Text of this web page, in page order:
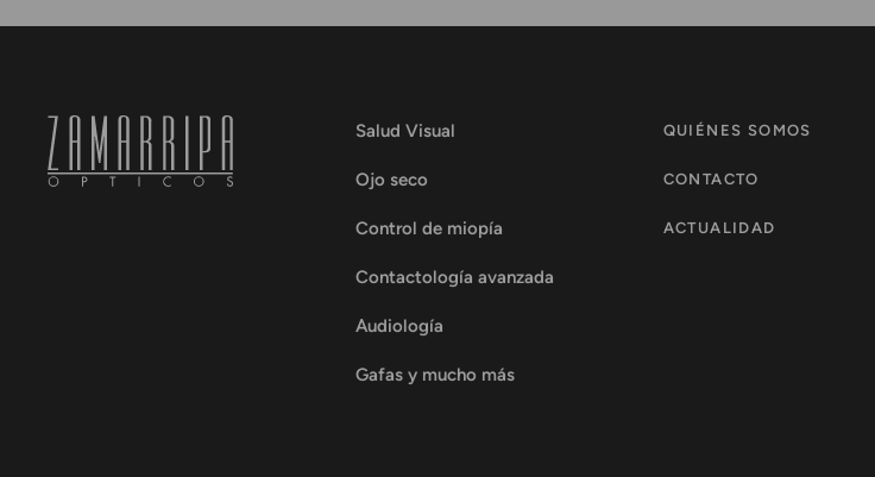
Salud Visual
Ojo seco
Control de miopía
Contactología avanzada
Audiología
Gafas y mucho más
QUIÉNES SOMOS
CONTACTO
ACTUALIDAD